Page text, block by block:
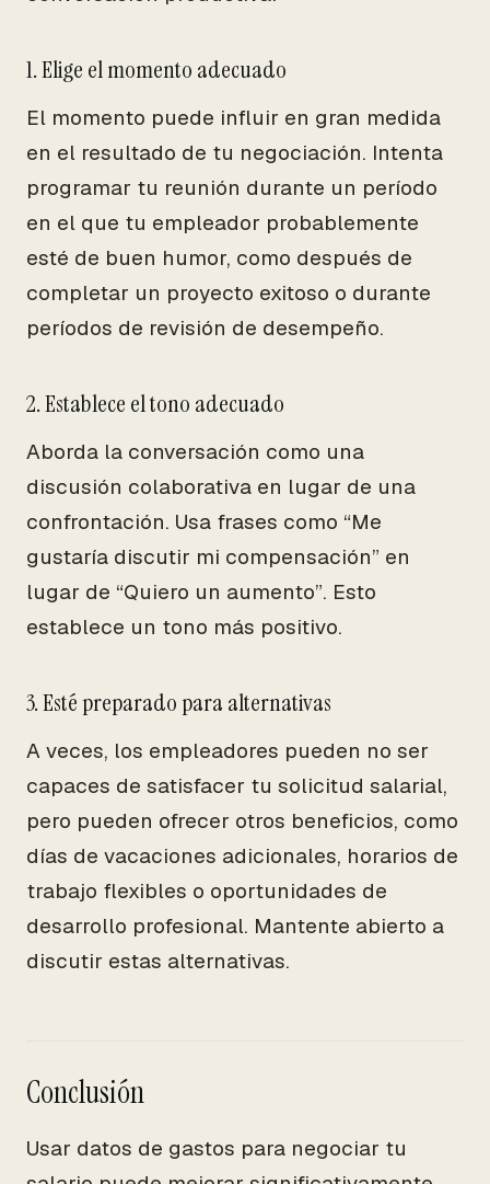
1. Elige el momento adecuado
El momento puede influir en gran medida
en el resultado de tu negociación. Intenta
programar tu reunión durante un período
en el que tu empleador probablemente
esté de buen humor, como después de
completar un proyecto exitoso o durante
períodos de revisión de desempeño.
2. Establece el tono adecuado
Aborda la conversación como una
discusión colaborativa en lugar de una
confrontación. Usa frases como “Me
gustaría discutir mi compensación” en
lugar de “Quiero un aumento”. Esto
establece un tono más positivo.
3. Esté preparado para alternativas
A veces, los empleadores pueden no ser
capaces de satisfacer tu solicitud salarial,
pero pueden ofrecer otros beneficios, como
días de vacaciones adicionales, horarios de
trabajo flexibles o oportunidades de
desarrollo profesional. Mantente abierto a
discutir estas alternativas.
Conclusión
Usar datos de gastos para negociar tu